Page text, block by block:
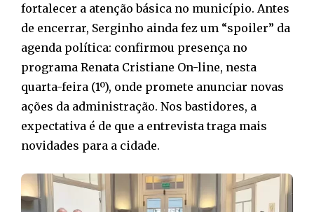
fortalecer a atenção básica no município. Antes
de encerrar, Serginho ainda fez um “spoiler” da
agenda política: confirmou presença no
programa Renata Cristiane On-line, nesta
quarta-feira (1º), onde promete anunciar novas
ações da administração. Nos bastidores, a
expectativa é de que a entrevista traga mais
novidades para a cidade.